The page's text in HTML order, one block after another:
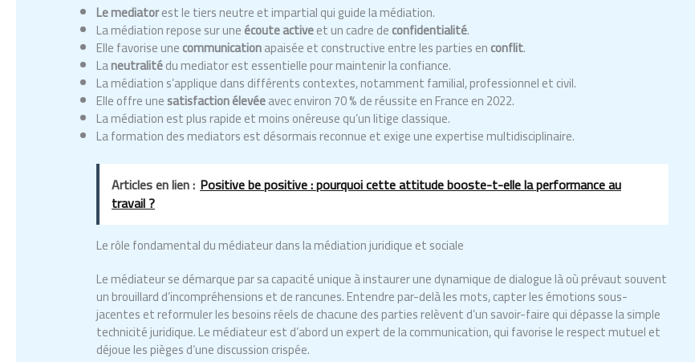
Le mediatorest le tiers neutre et impartial qui guide la médiation.
La médiation repose sur uneécoute activeet un cadre deconfidentialité.
Elle favorise unecommunicationapaisée et constructive entre les parties enconflit.
Laneutralitédu mediator est essentielle pour maintenir la confiance.
La médiation s’applique dans différents contextes, notamment familial, professionnel et civil.
Elle offre unesatisfaction élevéeavec environ 70 % de réussite en France en 2022.
La médiation est plus rapide et moins onéreuse qu’un litige classique.
La formation des mediators est désormais reconnue et exige une expertise multidisciplinaire.
Articles en lien : Positive be positive : pourquoi cette attitude booste-t-elle la performance au
travail ?
Le rôle fondamental du médiateur dans la médiation juridique et sociale
Le médiateur se démarque par sa capacité unique à instaurer une dynamique de dialogue là où prévaut souvent
un brouillard d’incompréhensions et de rancunes. Entendre par-delà les mots, capter les émotions sous-
jacentes et reformuler les besoins réels de chacune des parties relèvent d’un savoir-faire qui dépasse la simple
technicité juridique. Le médiateur est d’abord un expert de la communication, qui favorise le respect mutuel et
déjoue les pièges d’une discussion crispée.